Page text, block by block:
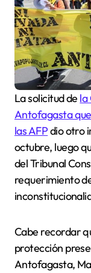
La solicitud de la
Antofagasta
las AFPdio otro
octubre, luego
del Tribunal
requerimiento
Cabe recordar
protección
Antofagasta,